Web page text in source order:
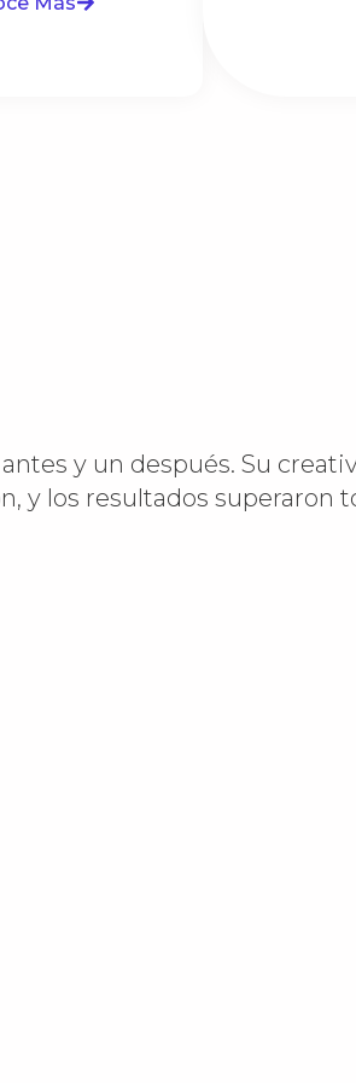
y un después. Su
y los resultados superaron